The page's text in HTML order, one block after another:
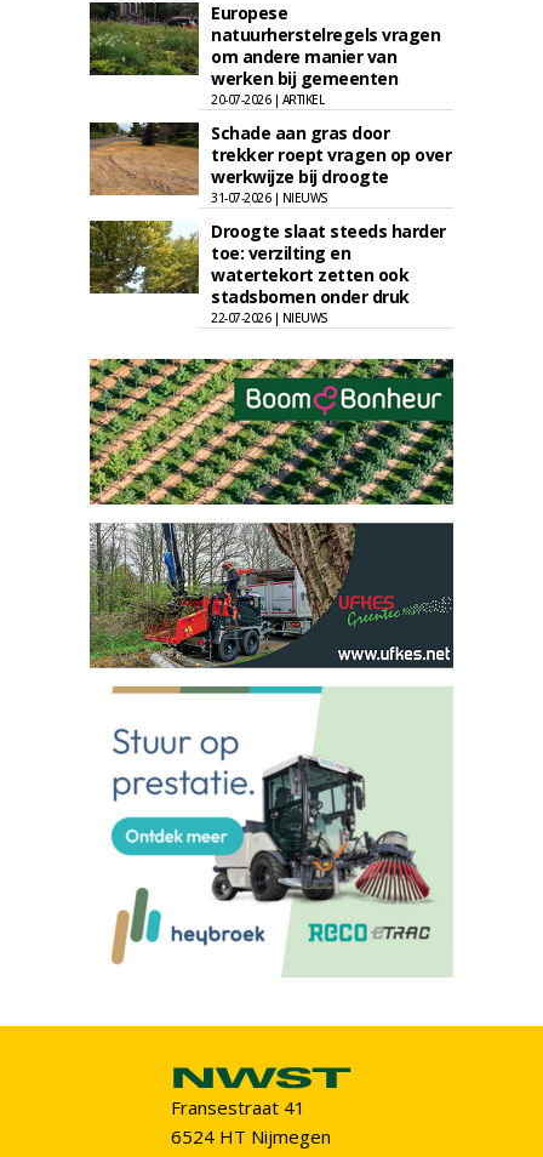
Europese
natuurherstelregels vragen
om andere manier van
werken bij gemeenten
20-07-2026 | ARTIKEL
Schade aan gras door
trekker roept vragen op over
werkwijze bij droogte
31-07-2026 | NIEUWS
Droogte slaat steeds harder
toe: verzilting en
watertekort zetten ook
stadsbomen onder druk
22-07-2026 | NIEUWS
Fransestraat 41
6524 HT Nijmegen